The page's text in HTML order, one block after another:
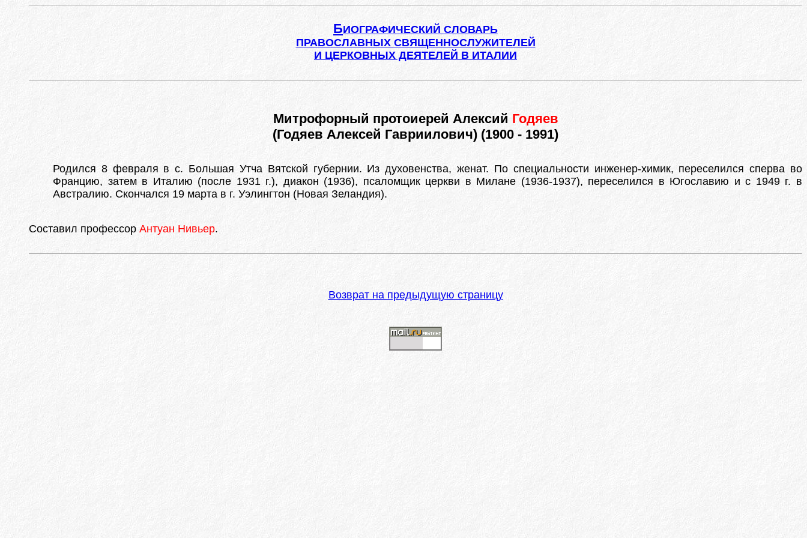
БИОГРАФИЧЕСКИЙ СЛОВАРЬ
ПРАВОСЛАВНЫХ СВЯЩЕННОСЛУЖИТЕЛЕЙ
И ЦЕРКОВНЫХ ДЕЯТЕЛЕЙ В ИТАЛИИ
Митрофорный протоиерей Алексий Годяев
(Годяев Алексей Гавриилович) (1900 - 1991)
Родился 8 февраля в с. Большая Утча Вятской губернии. Из духовенства, женат. По специальности инженер-химик, переселился сперва во
Францию, затем в Италию (после 1931 г.), диакон (1936), псаломщик церкви в Милане (1936-1937), переселился в Югославию и с 1949 г. в
Австралию. Скончался 19 марта в г. Уэлингтон (Новая Зеландия).
Составил профессор Антуан Нивьер.
Возврат на предыдущую страницу